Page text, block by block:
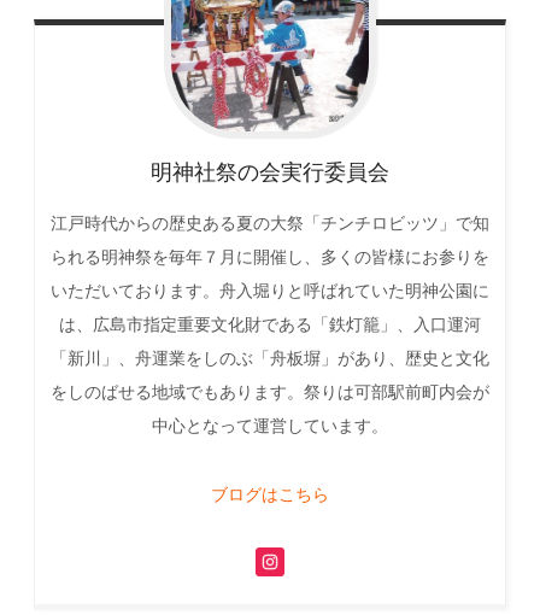
明神社祭の会実行委員会
江戸時代からの歴史ある夏の大祭「チンチロビッツ」で知
られる明神祭を毎年７月に開催し、多くの皆様にお参りを
いただいております。舟入堀りと呼ばれていた明神公園に
は、広島市指定重要文化財である「鉄灯籠」、入口運河
「新川」、舟運業をしのぶ「舟板塀」があり、歴史と文化
をしのばせる地域でもあります。祭りは可部駅前町内会が
中心となって運営しています。
ブログはこちら